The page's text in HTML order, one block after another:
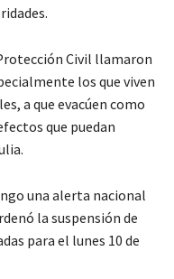
Civil llamaron
los que viven
a que evacúen como
que puedan
una alerta nacional
la suspensión de
para el lunes 10 de